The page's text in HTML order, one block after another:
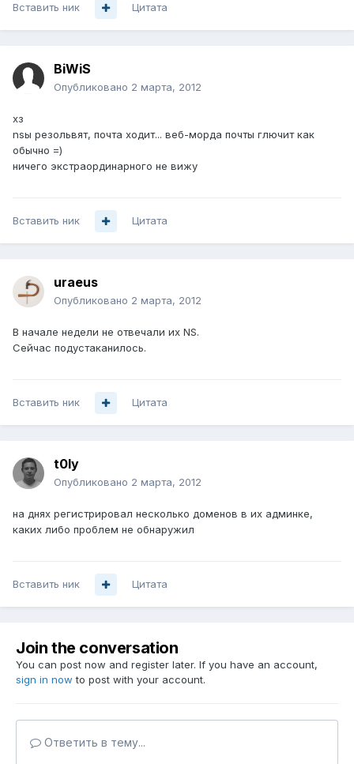
Вставить ник Цитата
BiWiS
Опубликовано 2 марта, 2012
хз
nsы резольвят, почта ходит... веб-морда почты глючит как
обычно =)
ничего экстраординарного не вижу
Вставить ник Цитата
uraeus
Опубликовано 2 марта, 2012
В начале недели не отвечали их NS.
Сейчас подустаканилось.
Вставить ник Цитата
t0ly
Опубликовано 2 марта, 2012
на днях регистрировал несколько доменов в их админке,
каких либо проблем не обнаружил
Вставить ник Цитата
Join the conversation
You can post now and register later. If you have an account,
sign in now to post with your account.
Ответить в тему...